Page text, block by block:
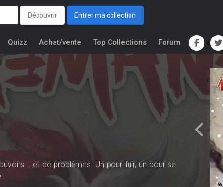
Découvrir Entrer ma collection
Quizz Achat/vente Top Collections Forum
et de problèmes. Un pour fuir, un pour se
!